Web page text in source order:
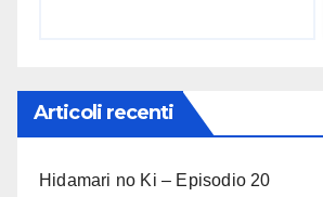
Articoli recenti
Hidamari no Ki – Episodio 20